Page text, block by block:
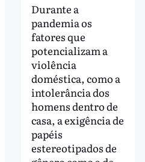
Durante a
pandemia os
fatores que
potencializam a
violência
doméstica, como a
intolerância dos
homens dentro de
casa, a exigência de
papéis
estereotipados de